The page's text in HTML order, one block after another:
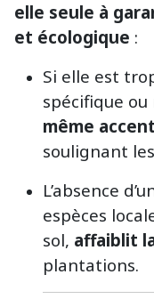
elle seule à
et écologique :
Si elle est
spécifique
même
soulignant
L’absence
espèces
sol, affaiblit
plantations.